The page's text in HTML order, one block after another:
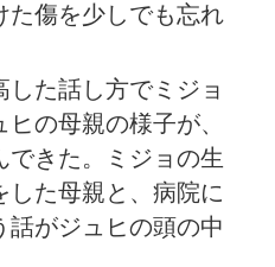
た傷を少しでも忘れ
た話し方でミジョ
の母親の様子が、
できた。ミジョの生
した母親と、病院に
話がジュヒの頭の中